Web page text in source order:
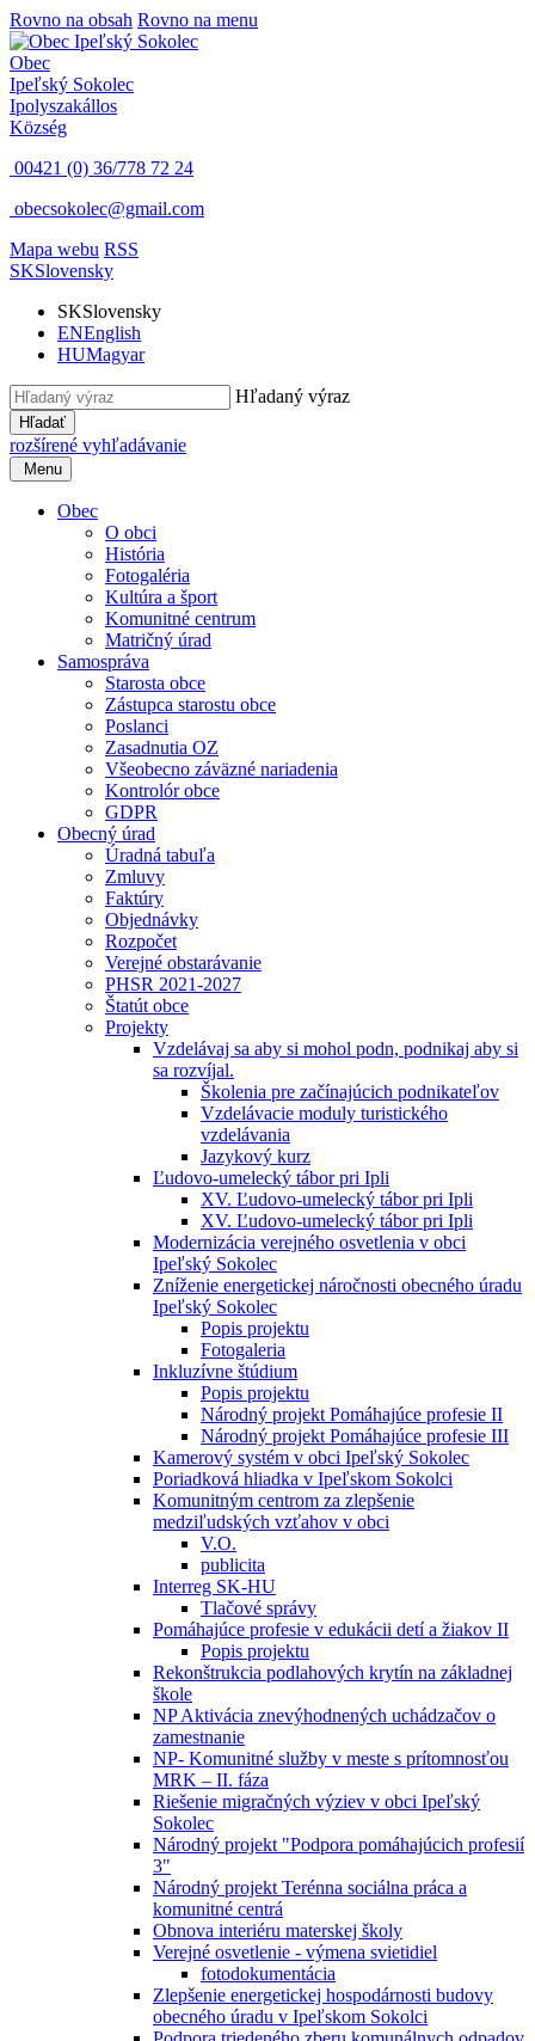
Rovno na obsah Rovno na menu
Obec
Ipeľský Sokolec
Ipolyszakállos
Község
00421 (0) 36/778 72 24
obecsokolec@gmail.com
Mapa webu RSS
SKSlovensky
SKSlovensky
ENEnglish
HUMagyar
Hľadaný výraz
Hľadať
rozšírené vyhľadávanie
Menu
Obec
O obci
História
Fotogaléria
Kultúra a šport
Komunitné centrum
Matričný úrad
Samospráva
Starosta obce
Zástupca starostu obce
Poslanci
Zasadnutia OZ
Všeobecno záväzné nariadenia
Kontrolór obce
GDPR
Obecný úrad
Úradná tabuľa
Zmluvy
Faktúry
Objednávky
Rozpočet
Verejné obstarávanie
PHSR 2021-2027
Štatút obce
Projekty
Vzdelávaj sa aby si mohol podn, podnikaj aby si
sa rozvíjal.
Školenia pre začínajúcich podnikateľov
Vzdelávacie moduly turistického
vzdelávania
Jazykový kurz
Ľudovo-umelecký tábor pri Ipli
XV. Ľudovo-umelecký tábor pri Ipli
XV. Ľudovo-umelecký tábor pri Ipli
Modernizácia verejného osvetlenia v obci
Ipeľský Sokolec
Zníženie energetickej náročnosti obecného úradu
Ipeľský Sokolec
Popis projektu
Fotogaleria
Inkluzívne štúdium
Popis projektu
Národný projekt Pomáhajúce profesie II
Národný projekt Pomáhajúce profesie III
Kamerový systém v obci Ipeľský Sokolec
Poriadková hliadka v Ipeľskom Sokolci
Komunitným centrom za zlepšenie
medziľudských vzťahov v obci
V.O.
publicita
Interreg SK-HU
Tlačové správy
Pomáhajúce profesie v edukácii detí a žiakov II
Popis projektu
Rekonštrukcia podlahových krytín na základnej
škole
NP Aktivácia znevýhodnených uchádzačov o
zamestnanie
NP- Komunitné služby v meste s prítomnosťou
MRK – II. fáza
Riešenie migračných výziev v obci Ipeľský
Sokolec
Národný projekt "Podpora pomáhajúcich profesií
3"
Národný projekt Terénna sociálna práca a
komunitné centrá
Obnova interiéru materskej školy
Verejné osvetlenie - výmena svietidiel
fotodokumentácia
Zlepšenie energetickej hospodárnosti budovy
obecného úradu v Ipeľskom Sokolci